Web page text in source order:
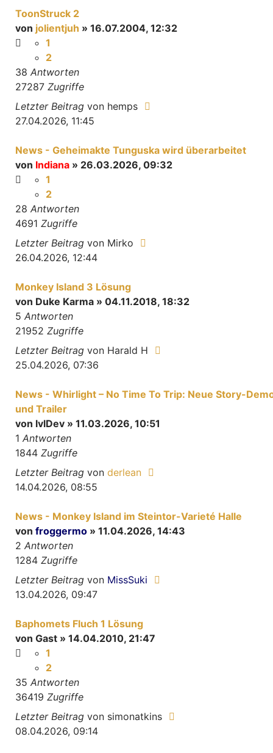
ToonStruck 2
von jolientjuh » 16.07.2004, 12:32
1
2
38 Antworten
27287 Zugriffe
Letzter Beitrag von hemps
27.04.2026, 11:45
News - Geheimakte Tunguska wird überarbeitet
von Indiana » 26.03.2026, 09:32
1
2
28 Antworten
4691 Zugriffe
Letzter Beitrag von Mirko
26.04.2026, 12:44
Monkey Island 3 Lösung
von Duke Karma » 04.11.2018, 18:32
5 Antworten
21952 Zugriffe
Letzter Beitrag von Harald H
25.04.2026, 07:36
News - Whirlight – No Time To Trip: Neue Story-
und Trailer
von lvlDev » 11.03.2026, 10:51
1 Antworten
1844 Zugriffe
Letzter Beitrag von derlean
14.04.2026, 08:55
News - Monkey Island im Steintor-Varieté Halle
von froggermo » 11.04.2026, 14:43
2 Antworten
1284 Zugriffe
Letzter Beitrag von MissSuki
13.04.2026, 09:47
Baphomets Fluch 1 Lösung
von Gast » 14.04.2010, 21:47
1
2
35 Antworten
36419 Zugriffe
Letzter Beitrag von simonatkins
08.04.2026, 09:14